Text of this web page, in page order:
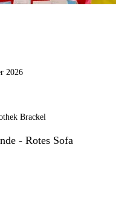
2026
Brackel
- Rotes Sofa